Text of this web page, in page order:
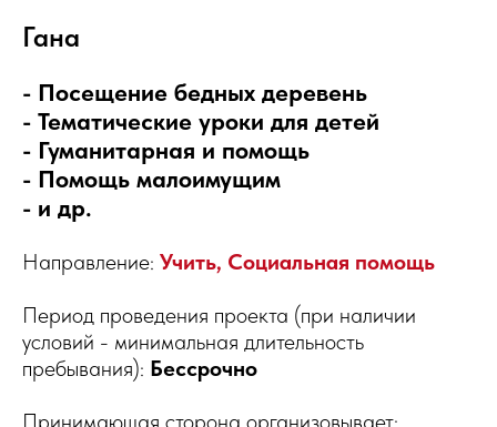
Гана
- Посещение бедных деревень
- Тематические уроки для детей
- Гуманитарная и помощь
- Помощь малоимущим
- и др.
Направление: Учить, Социальная помощь
Период проведения проекта (при наличии
условий - минимальная длительность
пребывания): Бессрочно
Принимающая сторона организовывает: